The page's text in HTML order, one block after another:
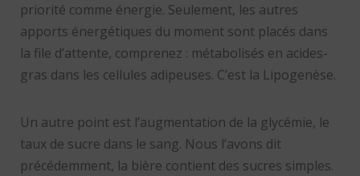
priorité comme énergie. Seulement, les autres
apports énergétiques du moment sont placés dans
la file d’attente, comprenez : métabolisés en acides-
gras dans les cellules adipeuses. C’est la Lipogenèse.
Un autre point est l’augmentation de la glycémie, le
taux de sucre dans le sang. Nous l’avons dit
précédemment, la bière contient des sucres simples.